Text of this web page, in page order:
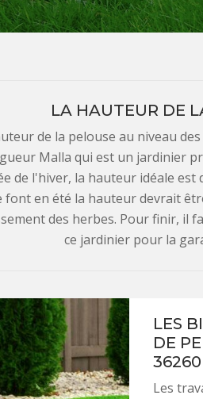
LA HAUTEUR DE
de la pelouse au niveau
Malla qui est un jardinier
de l'hiver, la hauteur idéale est
font en été la hauteur devrait
des herbes. Pour finir, il
ce jardinier pour la
LES
DE
36260
Les